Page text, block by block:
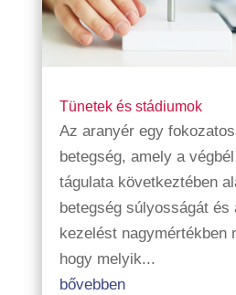
Tünetek és stádiumok
Az aranyér egy
betegség, amely a
tágulata következtében
betegség súlyosságát és
kezelést nagymértékben
hogy melyik...
bővebben